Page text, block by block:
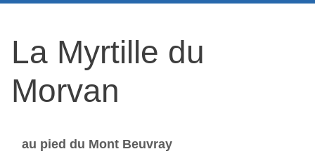
La Myrtille du
Morvan
au pied du Mont Beuvray